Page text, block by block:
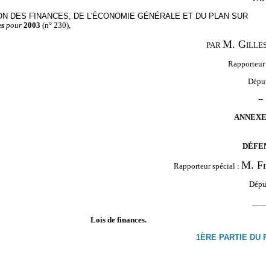
DES FINANCES, DE L'ÉCONOMIE GÉNÉRALE ET DU PLAN SUR
pour 2003 (n° 230),
PAR M. G
Rapporteur
--
Rapporteur spécial : M.
Lois de finances.
1ÈRE PARTIE DU